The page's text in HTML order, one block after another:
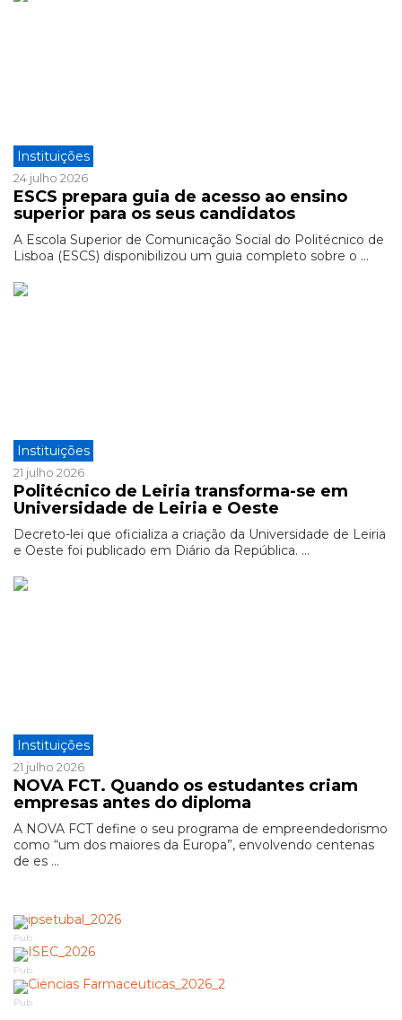
Instituições
24 julho 2026
ESCS prepara guia de acesso ao ensino
superior para os seus candidatos
A Escola Superior de Comunicação Social do Politécnico de
Lisboa (ESCS) disponibilizou um guia completo sobre o ...
Instituições
21 julho 2026
Politécnico de Leiria transforma-se em
Universidade de Leiria e Oeste
Decreto-lei que oficializa a criação da Universidade de Leiria
e Oeste foi publicado em Diário da República. ...
Instituições
21 julho 2026
NOVA FCT. Quando os estudantes criam
empresas antes do diploma
A NOVA FCT define o seu programa de empreendedorismo
como “um dos maiores da Europa”, envolvendo centenas
de es ...
Pub
Pub
Pub